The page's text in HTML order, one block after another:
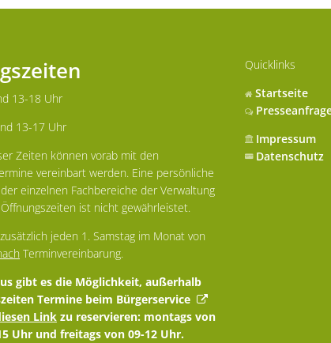
13-18 Uhr
13-17 Uhr
Zeiten können vorab mit den
vereinbart werden. Eine persönliche
einzelnen Fachbereiche der Verwaltung
ist nicht gewährleistet.
jeden 1. Samstag im Monat von
Terminvereinbarung.
gibt es die Möglichkeit, außerhalb
Termine beim Bürgerservice
Link zu reservieren: montags von
Uhr und freitags von 09-12 Uhr.
Quicklinks
Startseite
Impressum
Datenschutz